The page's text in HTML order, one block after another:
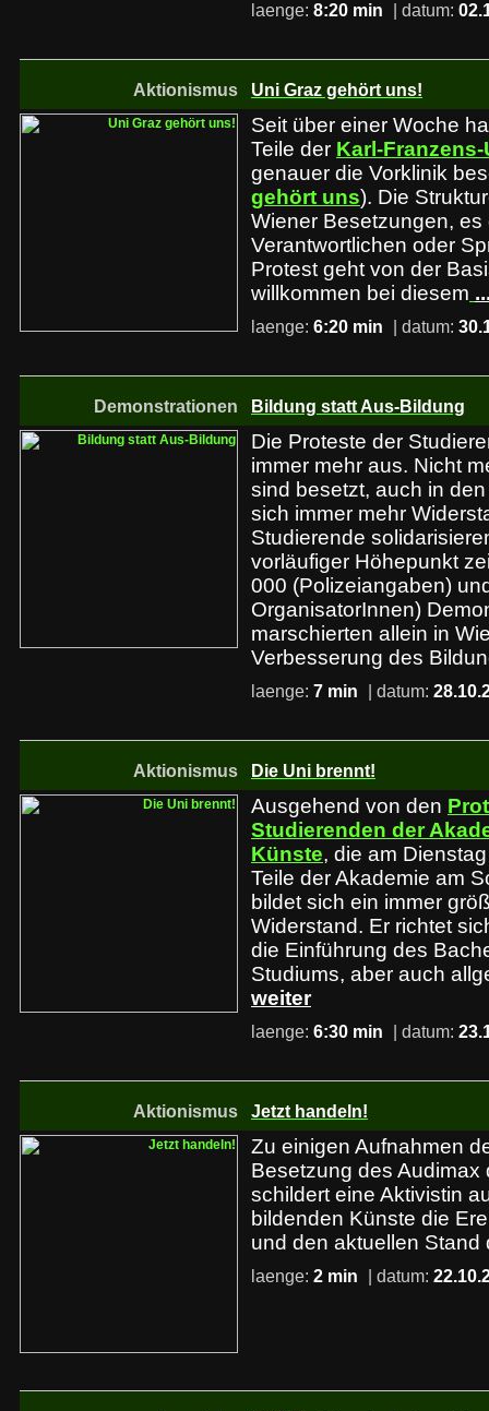
laenge: 8:20 min | datum:
Aktionismus Uni Graz gehört uns!
Seit über einer Woche
Teile der Karl-
genauer die Vorklinik
gehört uns). Die
Wiener Besetzungen, es
Verantwortlichen oder
Protest geht von der
willkommen bei diesem
laenge: 6:20 min | datum:
Demonstrationen Bildung statt Aus-Bildung
Die Proteste der
immer mehr aus. Nicht
sind besetzt, auch in
sich immer mehr
Studierende
vorläufiger Höhepunkt
000 (Polizeiangaben)
OrganisatorInnen)
marschierten allein in
Verbesserung des
laenge: 7 min | datum:
Aktionismus Die Uni brennt!
Ausgehend von den
Studierenden der
Künste, die am
Teile der Akademie am
bildet sich ein immer
Widerstand. Er richtet
die Einführung des
Studiums, aber auch
weiter
laenge: 6:30 min | datum:
Aktionismus Jetzt handeln!
Zu einigen Aufnahmen
Besetzung des Audimax
schildert eine Aktivistin
bildenden Künste die
und den aktuellen Stand
laenge: 2 min | datum: